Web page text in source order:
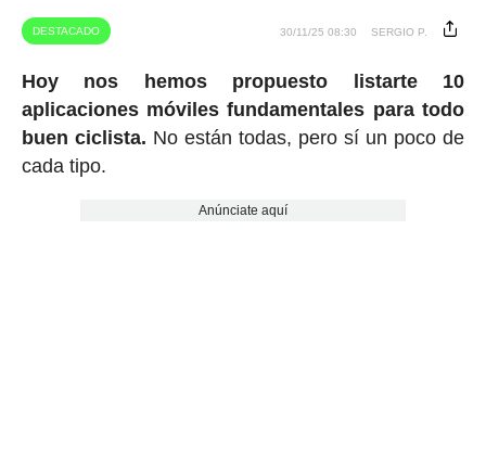
DESTACADO 30/11/25 08:30 SERGIO P.
Hoy nos hemos propuesto listarte 10
aplicaciones móviles fundamentales para todo
buen ciclista. No están todas, pero sí un poco de
cada tipo.
Anúnciate aquí